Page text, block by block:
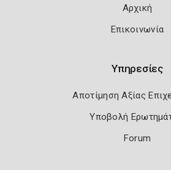
Αρχική
Επικοινωνία
Υπηρεσίες
Αποτίμηση Αξίας
Υποβολή
Forum